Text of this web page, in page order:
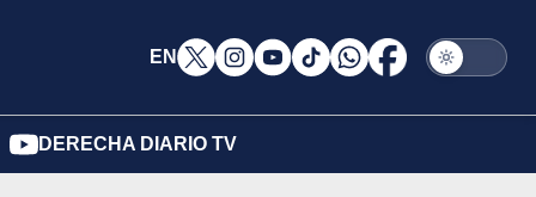
EN
DERECHA DIARIO TV